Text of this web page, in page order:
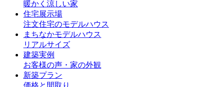
暖かく涼しい家
住宅展示場
注文住宅のモデルハウス
まちなかモデルハウス
リアルサイズ
建築実例
お客様の声・家の外観
新築プラン
価格と間取り